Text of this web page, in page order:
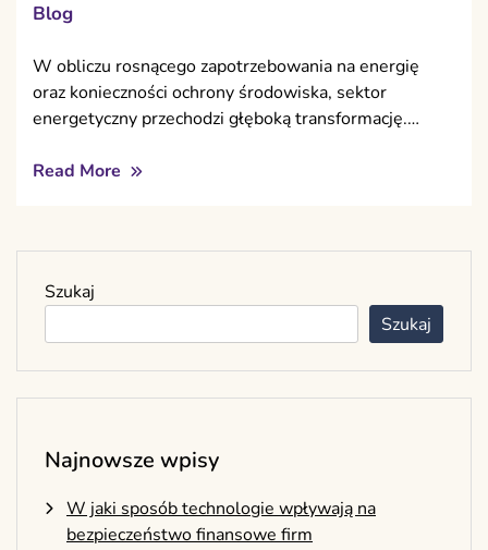
Blog
W obliczu rosnącego zapotrzebowania na energię
oraz konieczności ochrony środowiska, sektor
energetyczny przechodzi głęboką transformację.…
Read More
Szukaj
Szukaj
Najnowsze wpisy
W jaki sposób technologie wpływają na
bezpieczeństwo finansowe firm